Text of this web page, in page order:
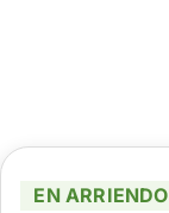
EN ARRIENDO